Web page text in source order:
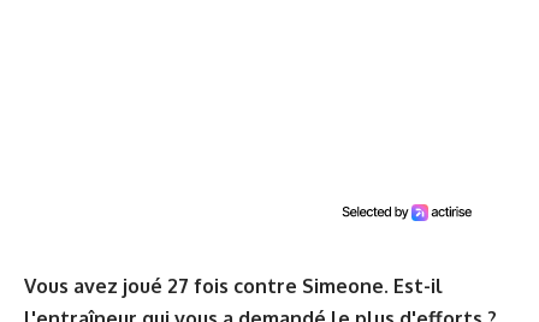
Vous avez joué 27 fois contre Simeone. Est-il